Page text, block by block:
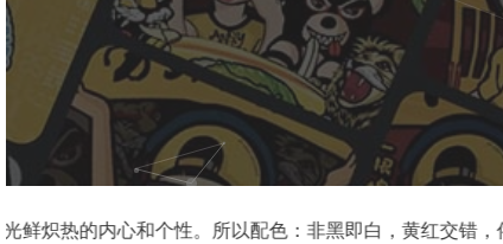
色：非黑即白，黄红交错，俗称番茄炒蛋🍅 哈